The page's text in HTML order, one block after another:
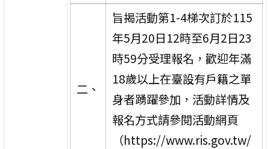
二、
旨揭活動第1-4梯次訂於115
年5月20日12時至6月2日23
時59分受理報名，歡迎年滿
18歲以上在臺設有戶籍之單
身者踴躍參加，活動詳情及
報名方式請參閱活動網頁
（https://www.ris.gov.tw/